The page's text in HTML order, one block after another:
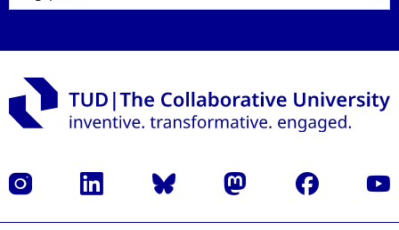
Instagram LinkedIn Bluesky Mastodon Facebook